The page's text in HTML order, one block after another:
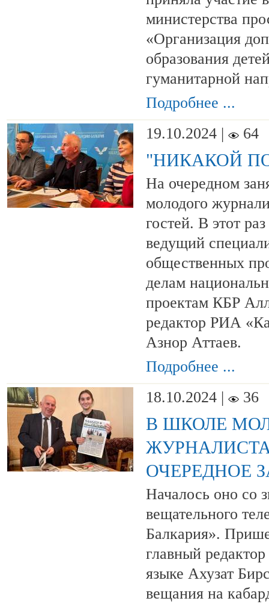
министерства
«Организация
образования
гуманитарной
Подробнее ...
19.10.2024 |
64
"НИКАКОЙ
На очередном
молодого
гостей. В этот
ведущий
общественных
делам
проектам КБР
редактор РИА
Азнор Аттаев.
Подробнее ...
18.10.2024 |
36
В ШКОЛЕ
ОЧЕРЕДНОЕ
Началось оно со
вещательного
Балкария».
главный
языке Ахузат
вещания на